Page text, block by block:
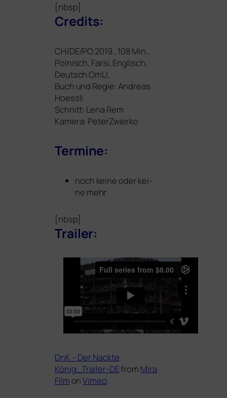
[nbsp]
Credits:
CH/DE/PO 2019., 108 Min.,
Polnisch, Farsi, Englisch,
Deutsch OmU,
Buch und Regie: Andreas
Hoessli
Schnitt: Lena Rem
Kamera: PeterZwierko
Termine:
noch kei­ne oder kei­
ne mehr
[nbsp]
Trailer:
DnK – Der Nackte
König_Trailer-DEfrom Mira
Film onVimeo.